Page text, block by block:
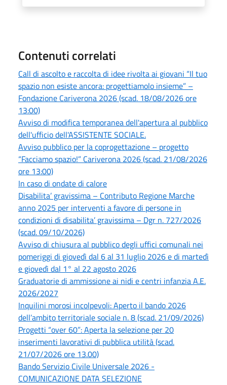
Contenuti correlati
Call di ascolto e raccolta di idee rivolta ai giovani “Il tuo
spazio non esiste ancora: progettiamolo insieme” –
Fondazione Cariverona 2026 (scad. 18/08/2026 ore
13:00)
Avviso di modifica temporanea dell'apertura al pubblico
dell'ufficio dell'ASSISTENTE SOCIALE.
Avviso pubblico per la coprogettazione – progetto
“Facciamo spazio!” Cariverona 2026 (scad. 21/08/2026
ore 13:00)
In caso di ondate di calore
Disabilita’ gravissima – Contributo Regione Marche
anno 2025 per interventi a favore di persone in
condizioni di disabilita’ gravissima – Dgr n. 727/2026
(scad. 09/10/2026)
Avviso di chiusura al pubblico degli uffici comunali nei
pomeriggi di giovedì dal 6 al 31 luglio 2026 e di martedì
e giovedì dal 1° al 22 agosto 2026
Graduatorie di ammissione ai nidi e centri infanzia A.E.
2026/2027
Inquilini morosi incolpevoli: Aperto il bando 2026
dell’ambito territoriale sociale n. 8 (scad. 21/09/2026)
Progetti “over 60”: Aperta la selezione per 20
inserimenti lavorativi di pubblica utilità (scad.
21/07/2026 ore 13.00)
Bando Servizio Civile Universale 2026 -
COMUNICAZIONE DATA SELEZIONE